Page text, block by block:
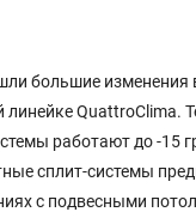
большие изменения
QuattroClima.
работают до -15
сплит-системы
с подвесными